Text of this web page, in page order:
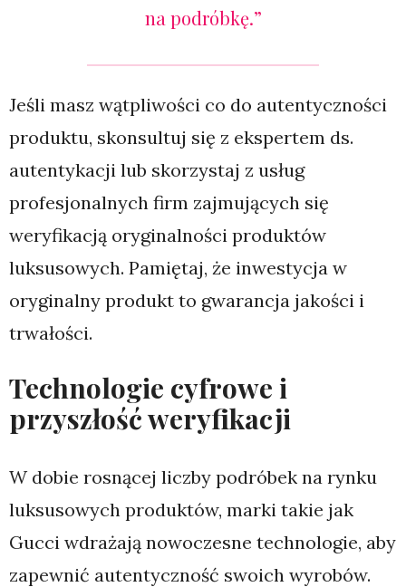
na podróbkę.”
Jeśli masz wątpliwości co do autentyczności
produktu, skonsultuj się z ekspertem ds.
autentykacji lub skorzystaj z usług
profesjonalnych firm zajmujących się
weryfikacją oryginalności produktów
luksusowych. Pamiętaj, że inwestycja w
oryginalny produkt to gwarancja jakości i
trwałości.
Technologie cyfrowe i
przyszłość weryfikacji
W dobie rosnącej liczby podróbek na rynku
luksusowych produktów, marki takie jak
Gucci wdrażają nowoczesne technologie, aby
zapewnić autentyczność swoich wyrobów.